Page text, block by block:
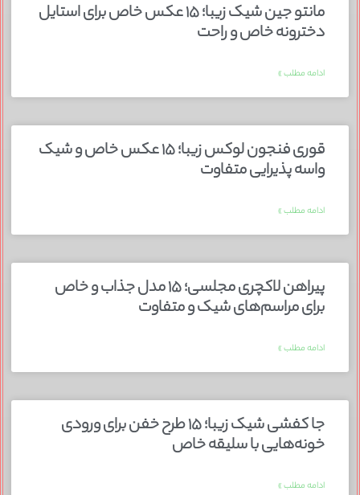
مانتو جین شیک زیبا؛ ۱۵ عکس خاص برای استایل
دخترونه خاص و راحت
ادامه مطلب »
قوری فنجون لوکس زیبا؛ ۱۵ عکس خاص و شیک
واسه پذیرایی متفاوت
ادامه مطلب »
پیراهن لاکچری مجلسی؛ ۱۵ مدل جذاب و خاص
برای مراسم‌های شیک و متفاوت
ادامه مطلب »
جا کفشی شیک زیبا؛ ۱۵ طرح خفن برای ورودی
خونه‌هایی با سلیقه خاص
ادامه مطلب »